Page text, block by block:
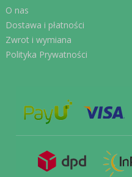
O nas
Dostawa i płatności
Zwrot i wymiana
Polityka Prywatności